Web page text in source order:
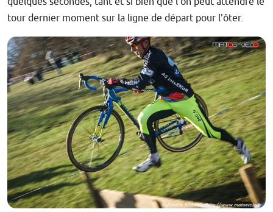
tour dernier moment sur la ligne de départ pour l'ôter.